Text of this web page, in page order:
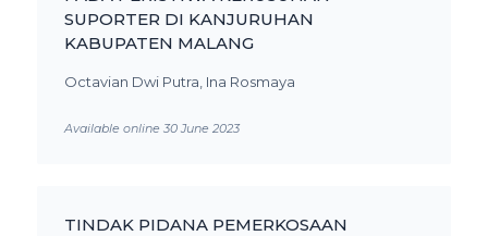
SUPORTER DI KANJURUHAN
KABUPATEN MALANG
Octavian Dwi Putra, Ina Rosmaya
Available online 30 June 2023
TINDAK PIDANA PEMERKOSAAN